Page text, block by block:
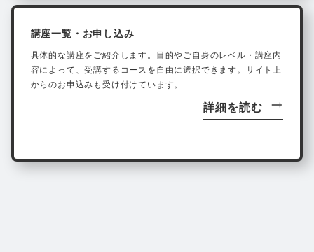
講座一覧・お申し込み
具体的な講座をご紹介します。目的やご自身のレベル・講座内
容によって、受講するコースを自由に選択できます。サイト上
からのお申込みも受け付けています。
詳細を読む